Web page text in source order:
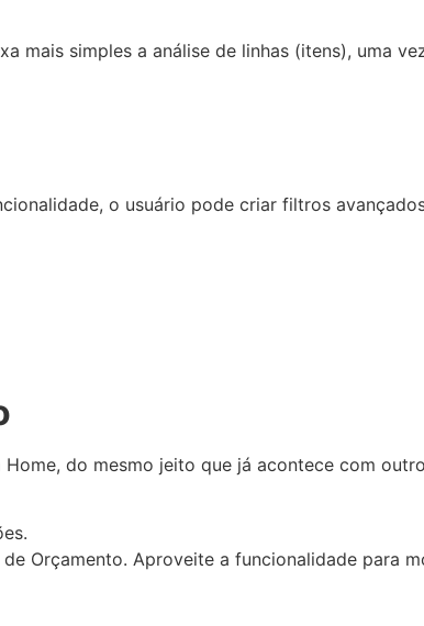
mais simples a análise de linhas (itens), uma
o usuário pode criar filtros
do mesmo jeito que já acontece com
Orçamento. Aproveite a funcionalidade para